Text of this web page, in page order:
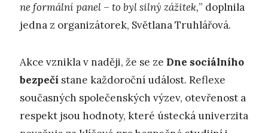
ne formální panel – to byl silný zážitek,” doplnila
jedna z organizátorek, Světlana Truhlářová.
Akce vznikla v naději, že se ze Dne sociálního
bezpečí stane každoroční událost. Reflexe
současných společenských výzev, otevřenost a
respekt jsou hodnoty, které ústecká univerzita